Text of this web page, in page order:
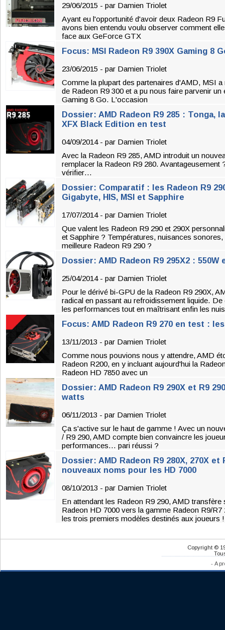
29/06/2015 - par Damien Triolet
Ayant eu l'opportunité d'avoir deux Radeon R9
avons bien entendu voulu observer comment
face aux GeForce GTX
Focus: MSI Radeon R9 390X Gaming 8
23/06/2015 - par Damien Triolet
Comme la plupart des partenaires d'AMD, MSI
de Radeon R9 300 et a pu nous faire parvenir un
Gaming 8 Go. L'occasion
Dossier: AMD Radeon R9 285 : Tonga,
XFX Black Edition en test
04/09/2014 - par Damien Triolet
Avec la Radeon R9 285, AMD introduit un
remplacer la Radeon R9 280. Avantageusement
vérifier…
Dossier: Comparatif : les Radeon R9
Gigabyte, HIS, MSI et Sapphire
17/07/2014 - par Damien Triolet
Que valent les Radeon R9 290 et 290X
et Sapphire ? Températures, nuisances
meilleure Radeon R9 290 ?
Dossier: AMD Radeon R9 295X2 :
25/04/2014 - par Damien Triolet
Pour le dérivé bi-GPU de la Radeon R9 290X,
radical en passant au refroidissement liquide.
les performances tout en maîtrisant enfin les
Focus: AMD Radeon R9 270 en test :
13/11/2013 - par Damien Triolet
Comme nous pouvions nous y attendre, AMD
Radeon R200, en y incluant aujourd'hui la
Radeon HD 7850 avec un
Dossier: AMD Radeon R9 290X et R9
watts
06/11/2013 - par Damien Triolet
Ça s'active sur le haut de gamme ! Avec un
/ R9 290, AMD compte bien convaincre les
performances… pari réussi ?
Dossier: AMD Radeon R9 280X, 270X
nouveaux noms pour les HD 7000
08/10/2013 - par Damien Triolet
En attendant les Radeon R9 290, AMD
Radeon HD 7000 vers la gamme Radeon R9/
les trois premiers modèles destinés aux joueurs !
Copyright ©
- A